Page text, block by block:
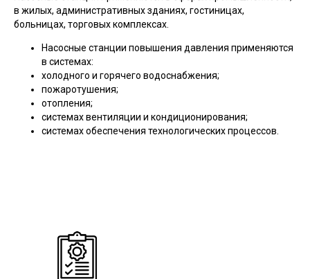
в жилых, административных зданиях, гостиницах,
больницах, торговых комплексах.
Насосные станции повышения давления применяются
в системах:
холодного и горячего водоснабжения;
пожаротушения;
отопления;
системах вентиляции и кондиционирования;
системах обеспечения технологических процессов.